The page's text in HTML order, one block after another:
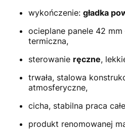
wykończenie: gładka
ocieplane panele 42
termiczna,
sterowanie ręczne,
trwała, stalowa
atmosferyczne,
cicha, stabilna praca
produkt renomowanej